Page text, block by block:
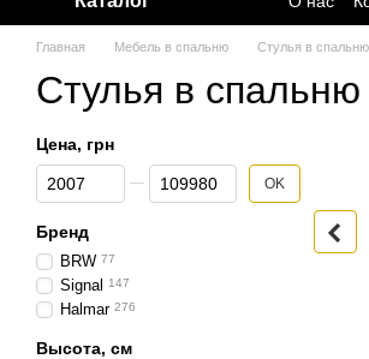
Главная Мебель в спальню Стулья в спальню
Стулья в спальню
Цена, грн
От Цена, грн
До Цена, грн OK
Бренд
BRW 77
Signal 147
Halmar 276
Высота, см